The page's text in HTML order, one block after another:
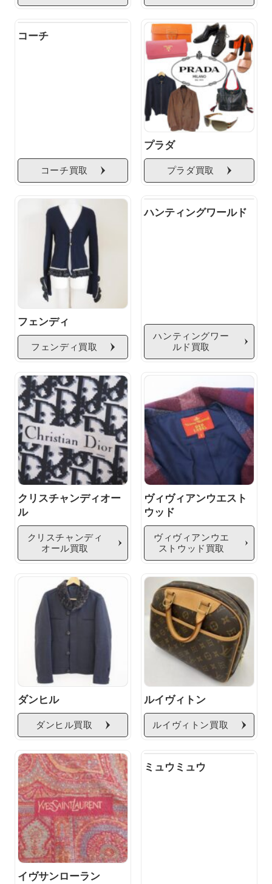
コーチ
コーチ買取
プラダ
プラダ買取
フェンディ
フェンディ買取
ハンティングワールド
ハンティングワー
ルド買取
クリスチャンディオー
ル
クリスチャンディ
オール買取
ヴィヴィアンウエスト
ウッド
ヴィヴィアンウエ
ストウッド買取
ダンヒル
ダンヒル買取
ルイヴィトン
ルイヴィトン買取
イヴサンローラン
ミュウミュウ